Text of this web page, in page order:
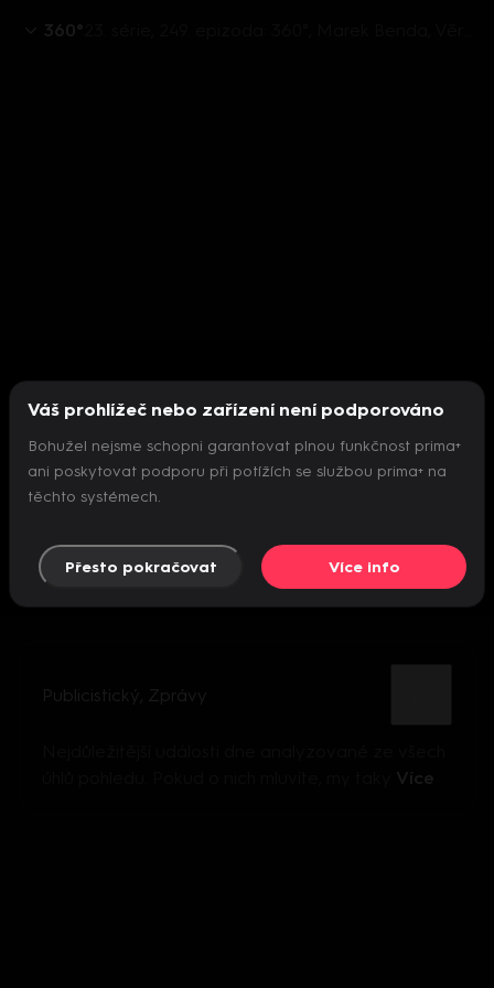
360°
Nepodařilo se inicializovat přehrávač
Publicistický Zprávy
Více
Váš prohlížeč nebo zařízení není podporováno
Bohužel nejsme schopni garantovat plnou funkčnost prima+
ani poskytovat podporu při potížích se službou prima+ na
těchto systémech.
Přesto pokračovat Více info